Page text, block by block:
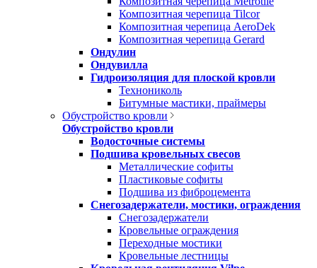
Композитная черепица Tilcor
Композитная черепица AeroDek
Композитная черепица Gerard
Ондулин
Ондувилла
Гидроизоляция для плоской кровли
Технониколь
Битумные мастики, праймеры
Обустройство кровли
Обустройство кровли
Водосточные системы
Подшива кровельных свесов
Металлические софиты
Пластиковые софиты
Подшива из фиброцемента
Снегозадержатели, мостики, ограждения
Снегозадержатели
Кровельные ограждения
Переходные мостики
Кровельные лестницы